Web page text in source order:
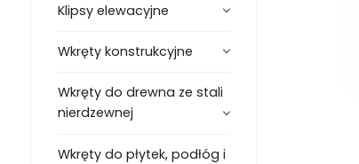
Klipsy elewacyjne
Wkręty konstrukcyjne
Wkręty do drewna ze stali
nierdzewnej
Wkręty do płytek, podłóg i